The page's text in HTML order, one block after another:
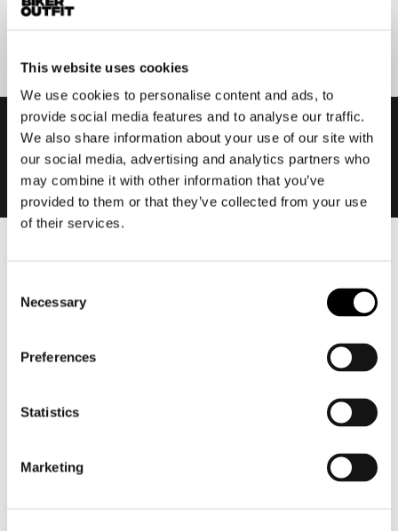
This website uses cookies
We use cookies to personalise content and ads, to
provide social media features and to analyse our traffic.
We also share information about your use of our site with
our social media, advertising and analytics partners who
may combine it with other information that you’ve
provided to them or that they’ve collected from your use
of their services.
Selection
Necessary
Preferences
Statistics
Marketing
Motorjas heren
Motorpak heren
Motorhoodie heren